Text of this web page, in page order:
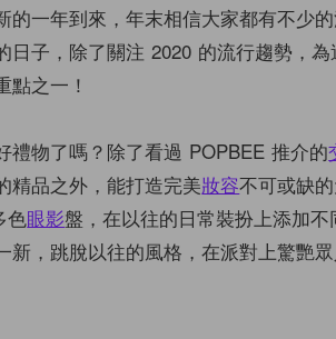
一年到來，年末相信大家都有不少
日子，除了關注 2020 的流行趨勢，為
點之一！
禮物了嗎？除了看過 POPBEE 推介的
精品之外，能打造完美妝容不可或缺
色眼影盤，在以往的日常裝扮上添加不
，跳脫以往的風格，在派對上驚艷眾